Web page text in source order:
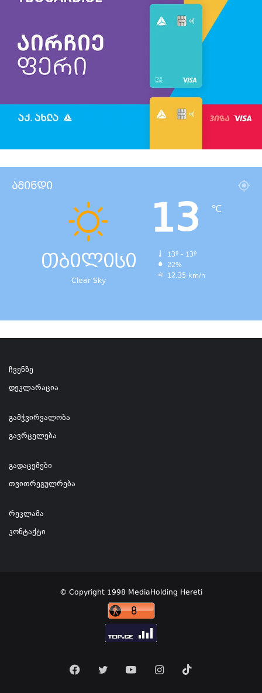
ამინდი
თბილისი
Clear Sky
13 ℃
13º - 13º
22%
12.35 km/h
ჩვენზე
დეკლარაცია
გამჭვირვალობა
გავრცელება
გადაცემები
თვითრეგულრება
რეკლამა
კონტაქტი
© Copyright 1998 MediaHolding Hereti
FacebookTwitterYouTubeInstagram